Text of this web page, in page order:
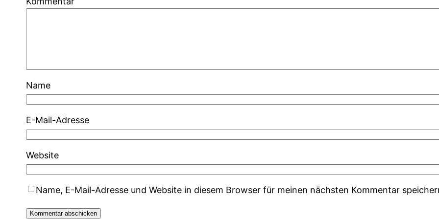
Name
E-Mail-Adresse
Website
Name, E-Mail-Adresse und Website in diesem Browser für meinen nächsten Kommentar